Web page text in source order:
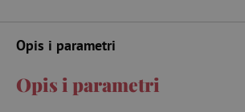
Opis i parametri
Opis i parametri